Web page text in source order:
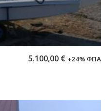
5.100,00 € +24% ΦΠΑ